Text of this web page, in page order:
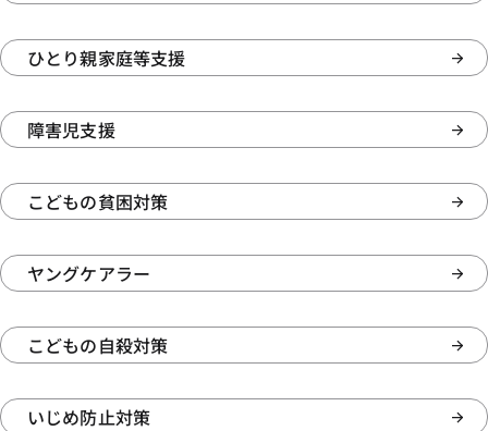
ひとり親家庭等支援
障害児支援
こどもの貧困対策
ヤングケアラー
こどもの自殺対策
いじめ防止対策